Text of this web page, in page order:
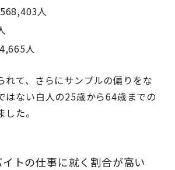
人
人
れて、さらにサンプルの偏りをな
はない白人の25歳から64歳までの
た。
トの仕事に就く割合が高い